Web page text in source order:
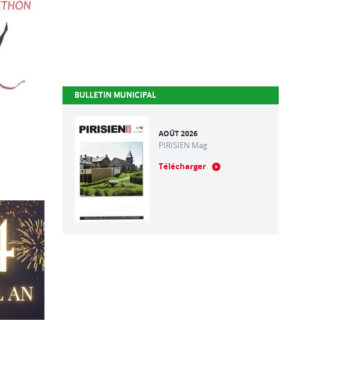
BULLETIN MUNICIPAL
AOÛT 2026
PIRISIEN Mag
Télécharger